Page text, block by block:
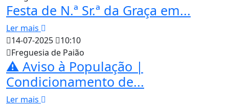
Festa de N.ª Sr.ª da Graça em...
Ler mais
14-07-2025
10:10
Freguesia de Paião
⚠️ Aviso à População |
Condicionamento de...
Ler mais